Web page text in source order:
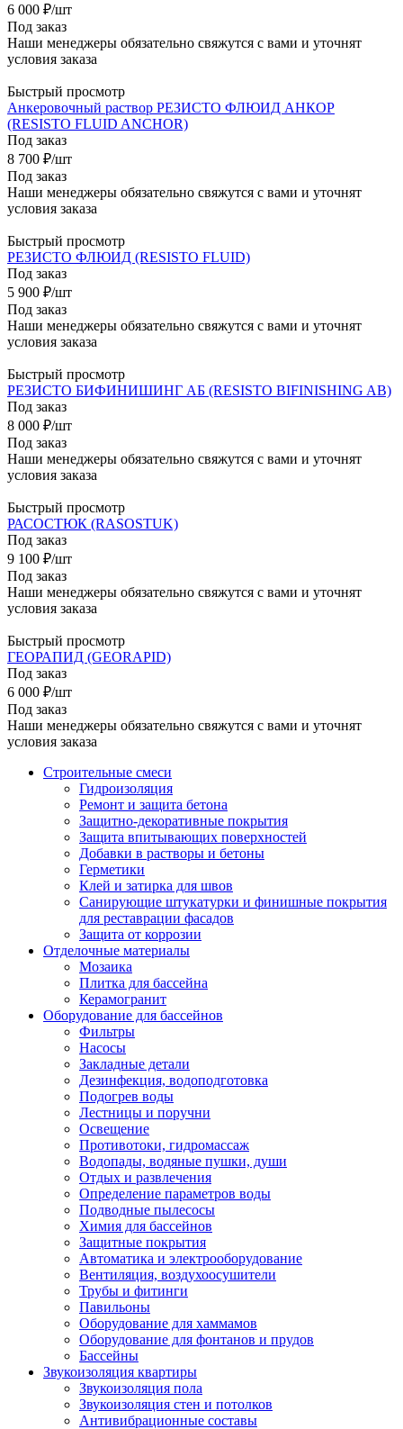
6 000 ₽/шт
Под заказ
Наши менеджеры обязательно свяжутся с вами и уточнят
условия заказа
Быстрый просмотр
Анкеровочный раствор РЕЗИСТО ФЛЮИД АНКОР
(RESISTO FLUID ANCHOR)
Под заказ
8 700 ₽/шт
Под заказ
Наши менеджеры обязательно свяжутся с вами и уточнят
условия заказа
Быстрый просмотр
РЕЗИСТО ФЛЮИД (RESISTO FLUID)
Под заказ
5 900 ₽/шт
Под заказ
Наши менеджеры обязательно свяжутся с вами и уточнят
условия заказа
Быстрый просмотр
РЕЗИСТО БИФИНИШИНГ АБ (RESISTO BIFINISHING AB)
Под заказ
8 000 ₽/шт
Под заказ
Наши менеджеры обязательно свяжутся с вами и уточнят
условия заказа
Быстрый просмотр
РАСОСТЮК (RASOSTUK)
Под заказ
9 100 ₽/шт
Под заказ
Наши менеджеры обязательно свяжутся с вами и уточнят
условия заказа
Быстрый просмотр
ГЕОРАПИД (GEORAPID)
Под заказ
6 000 ₽/шт
Под заказ
Наши менеджеры обязательно свяжутся с вами и уточнят
условия заказа
Строительные смеси
Гидроизоляция
Ремонт и защита бетона
Защитно-декоративные покрытия
Защита впитывающих поверхностей
Добавки в растворы и бетоны
Герметики
Клей и затирка для швов
Санирующие штукатурки и финишные покрытия
для реставрации фасадов
Защита от коррозии
Отделочные материалы
Мозаика
Плитка для бассейна
Керамогранит
Оборудование для бассейнов
Фильтры
Насосы
Закладные детали
Дезинфекция, водоподготовка
Подогрев воды
Лестницы и поручни
Освещение
Противотоки, гидромассаж
Водопады, водяные пушки, души
Отдых и развлечения
Определение параметров воды
Подводные пылесосы
Химия для бассейнов
Защитные покрытия
Автоматика и электрооборудование
Вентиляция, воздухоосушители
Трубы и фитинги
Павильоны
Оборудование для хаммамов
Оборудование для фонтанов и прудов
Бассейны
Звукоизоляция квартиры
Звукоизоляция пола
Звукоизоляция стен и потолков
Антивибрационные составы